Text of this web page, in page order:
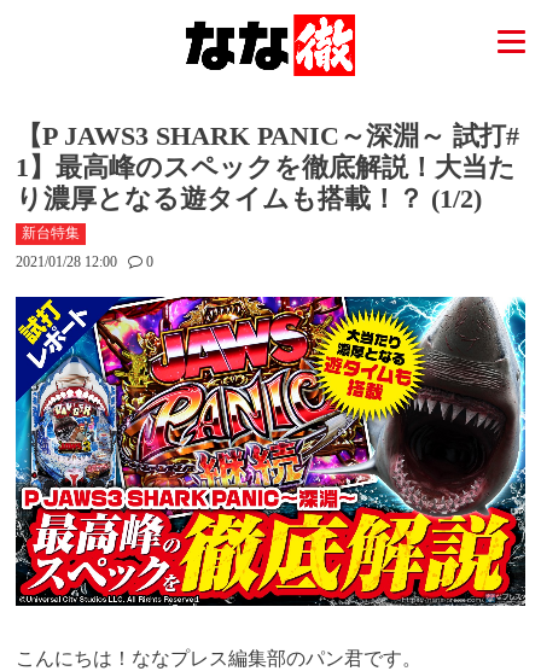
【P JAWS3 SHARK PANIC～深淵～ 試打#
1】最高峰のスペックを徹底解説！大当た
り濃厚となる遊タイムも搭載！？ (1/2)
新台特集
2021/01/28 12:00
0
こんにちは！ななプレス編集部のパン君です。